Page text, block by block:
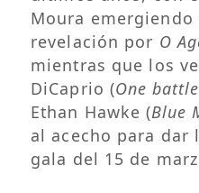
Moura
revelación por O
mientras que los
DiCaprio (One
Ethan Hawke (Blue
al acecho para dar
gala del 15 de